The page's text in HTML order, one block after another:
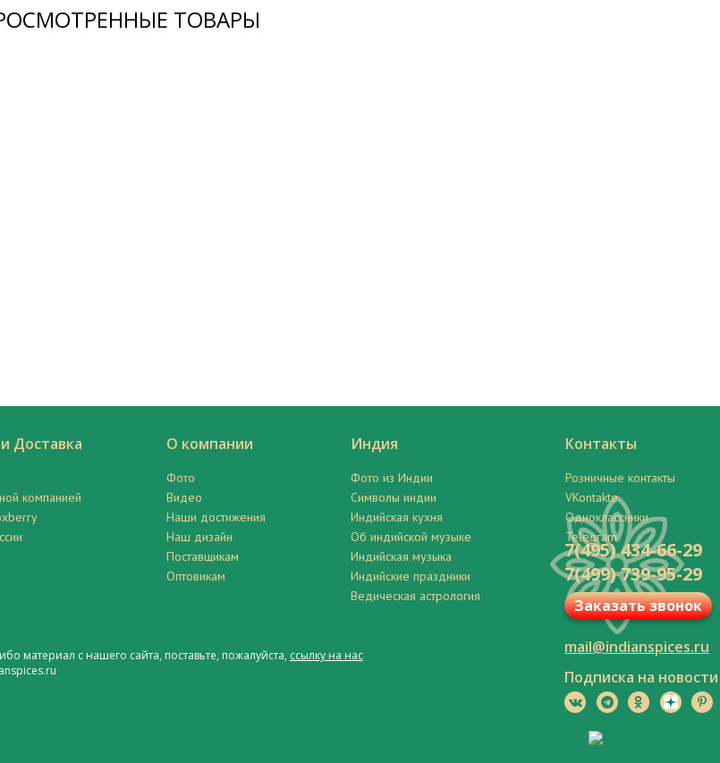
ТОВАРЫ
Доставка
компанией
О компании
Фото
Видео
Наши достижения
Наш дизайн
Поставщикам
Оптовикам
Индия
Фото из Индии
Символы индии
Индийская кухня
Об индийской музыке
Индийская музыка
Индийские праздники
Ведическая астрология
Контакты
Розничные контакты
VKontakte
Одноклассники
Telegram
материал с нашего сайта, поставьте, пожалуйста, ссылку на нас
7(495) 434-66-29
7(499) 739-95-29
Заказать звонок
mail@indianspices.ru
Подписка на новости